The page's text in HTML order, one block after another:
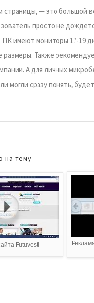
— это большой
просто не
имеют мониторы 17-19
Также
А для личных
могли сразу понять,
на тему
Futuvesti